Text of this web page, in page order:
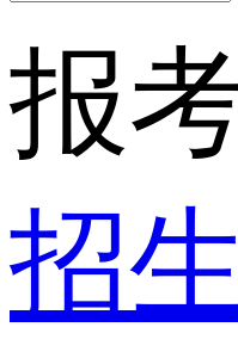
报
招